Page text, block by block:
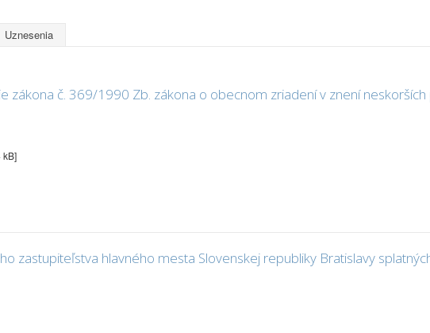
Uznesenia
zákona č. 369/1990 Zb. zákona o obecnom zriadení v znení
kB]
zastupiteľstva hlavného mesta Slovenskej republiky Bratislavy